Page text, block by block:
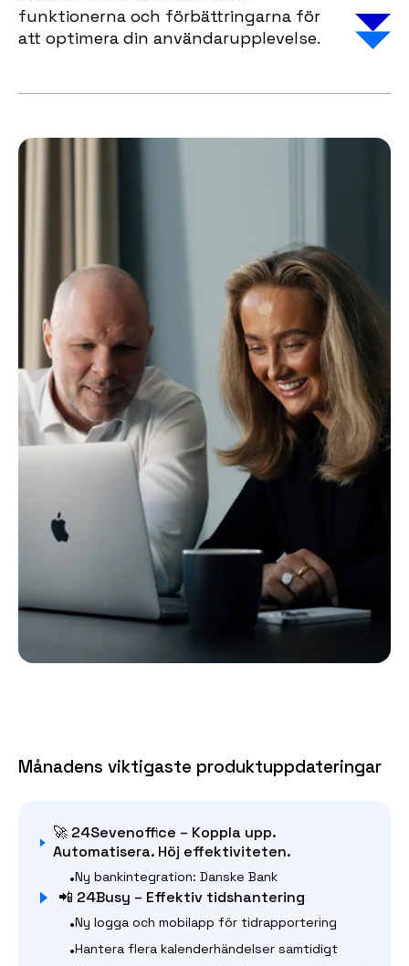
funktionerna och förbättringarna för
att optimera din användarupplevelse.
Månadens viktigaste produktuppdateringar
🚀 24Sevenoffice – Koppla upp.
Automatisera. Höj effektiviteten.
•Ny bankintegration: Danske Bank
📲 24Busy – Effektiv tidshantering
•Ny logga och mobilapp för tidrapportering
•Hantera flera kalenderhändelser samtidigt